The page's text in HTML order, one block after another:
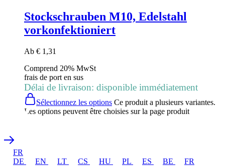
Stockschrauben M10, Edelstahl
vorkonfektioniert
Ab € 1,31
Comprend 20% MwSt
frais de port en sus
Délai de livraison: disponible immédiatement
Sélectionnez les options Ce produit a plusieurs variantes.
Les options peuvent être choisies sur la page produit
FR
DE
EN LT CS HU PL ES BE FR